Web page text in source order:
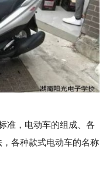
准，电动车的组成、各
各种款式电动车的名称